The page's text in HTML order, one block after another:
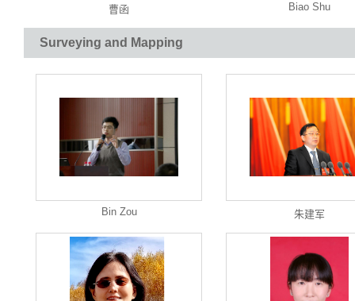
曹函 Biao Shu
Surveying and Mapping
Bin Zou 朱建军